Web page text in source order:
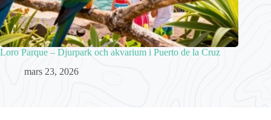
Loro Parque – Djurpark och akvarium i Puerto de la Cruz
mars 23, 2026